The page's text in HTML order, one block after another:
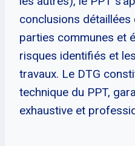
conclusions détaillées
parties communes et
risques identifiés et
travaux. Le DTG
technique du PPT,
exhaustive et